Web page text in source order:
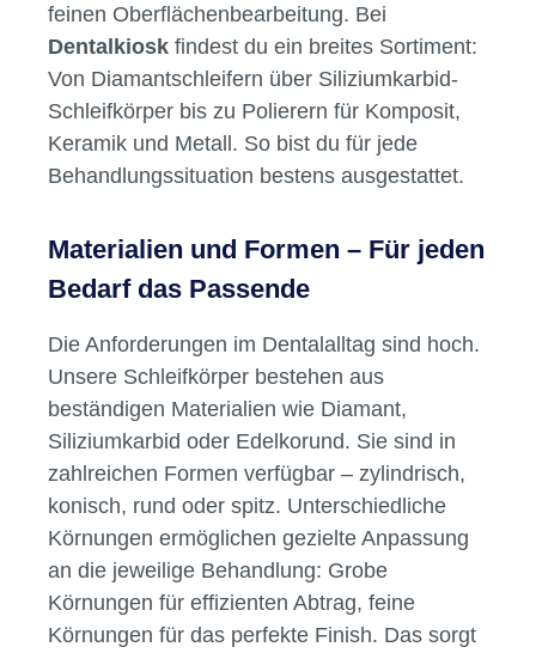
feinen Oberflächenbearbeitung. Bei
Dentalkiosk findest du ein breites Sortiment:
Von Diamantschleifern über Siliziumkarbid-
Schleifkörper bis zu Polierern für Komposit,
Keramik und Metall. So bist du für jede
Behandlungssituation bestens ausgestattet.
Materialien und Formen – Für jeden
Bedarf das Passende
Die Anforderungen im Dentalalltag sind hoch.
Unsere Schleifkörper bestehen aus
beständigen Materialien wie Diamant,
Siliziumkarbid oder Edelkorund. Sie sind in
zahlreichen Formen verfügbar – zylindrisch,
konisch, rund oder spitz. Unterschiedliche
Körnungen ermöglichen gezielte Anpassung
an die jeweilige Behandlung: Grobe
Körnungen für effizienten Abtrag, feine
Körnungen für das perfekte Finish. Das sorgt